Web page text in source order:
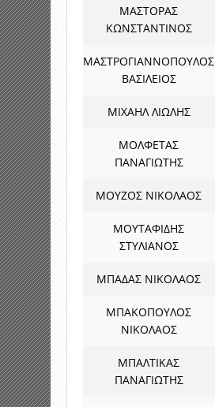
ΜΑΣΤΟΡΑΣ
ΚΩΝΣΤΑΝΤΙΝΟΣ
ΜΑΣΤΡΟΓΙΑΝΝΟΠΟΥΛΟΣ
ΒΑΣΙΛΕΙΟΣ
ΜΙΧΑΗΛ ΛΙΩΛΗΣ
ΜΟΛΦΕΤΑΣ
ΠΑΝΑΓΙΩΤΗΣ
ΜΟΥΖΟΣ ΝΙΚΟΛΑΟΣ
ΜΟΥΤΑΦΙΔΗΣ
ΣΤΥΛΙΑΝΟΣ
ΜΠΑΔΑΣ ΝΙΚΟΛΑΟΣ
ΜΠΑΚΟΠΟΥΛΟΣ
ΝΙΚΟΛΑΟΣ
ΜΠΑΛΤΙΚΑΣ
ΠΑΝΑΓΙΩΤΗΣ